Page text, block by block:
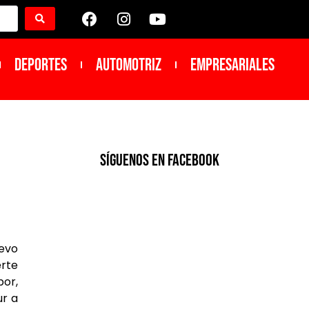
DEPORTES Automotriz Empresariales
a
SíGUENOS EN FACEBOOK